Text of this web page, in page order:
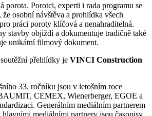
porota. Porotci, experti i rada programu se
osobní návštěva a prohlídka všech
práci poroty klíčová a nenahraditelná.
stavby objíždí a dokumentuje tradičně také
unikátní filmový dokument.
přehlídky je VINCI Construction
33. ročníku jsou v letošním roce
CEMEX, Wienerberger, EGOE a
Generálním mediálním partnerem
mediálními partnery jsou časopisy